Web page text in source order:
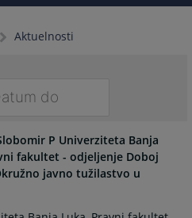
Aktuelnosti
P Univerziteta Banja
fakultet - odjeljenje Doboj
javno tužilastvo u